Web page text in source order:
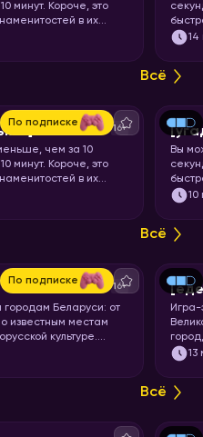
минут. Короче, это
в их
узнать их.
14
Всё
По подписке
#5 16+
чем за 10
минут. Короче, это
в их
узнать их.
Вы
10
Всё
По подписке 16+
Беларуси: от
известным местам
культуре.
Игра-
13
Всё